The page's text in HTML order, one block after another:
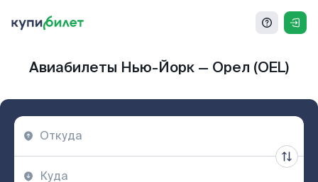
Авиабилеты Нью-Йорк — Орел (OEL)